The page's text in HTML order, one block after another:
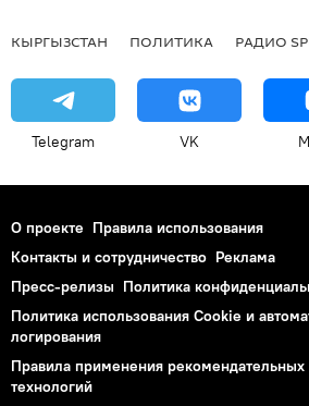
КЫРГЫЗСТАН ПОЛИТИКА РАДИО
Telegram VK
О проекте Правила использования
Контакты и сотрудничество Реклама
Пресс-релизы Политика
Политика использования Cookie и
логирования
Правила применения рекомендательных
технологий